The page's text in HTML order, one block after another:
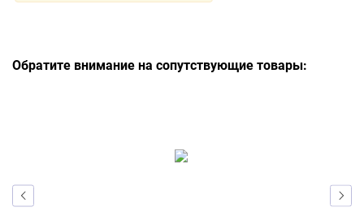
Обратите внимание на сопутствующие товары: